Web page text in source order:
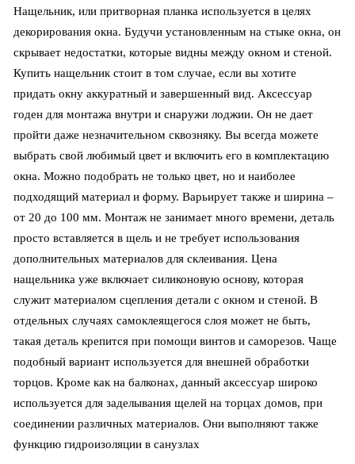
Нащельник, или притворная планка используется в целях
декорирования окна. Будучи установленным на стыке окна, он
скрывает недостатки, которые видны между окном и стеной.
Купить нащельник стоит в том случае, если вы хотите
придать окну аккуратный и завершенный вид. Аксессуар
годен для монтажа внутри и снаружи лоджии. Он не дает
пройти даже незначительном сквозняку. Вы всегда можете
выбрать свой любимый цвет и включить его в комплектацию
окна. Можно подобрать не только цвет, но и наиболее
подходящий материал и форму. Варьирует также и ширина –
от 20 до 100 мм. Монтаж не занимает много времени, деталь
просто вставляется в щель и не требует использования
дополнительных материалов для склеивания. Цена
нащельника уже включает силиконовую основу, которая
служит материалом сцепления детали с окном и стеной. В
отдельных случаях самоклеящегося слоя может не быть,
такая деталь крепится при помощи винтов и саморезов. Чаще
подобный вариант используется для внешней обработки
торцов. Кроме как на балконах, данный аксессуар широко
используется для заделывания щелей на торцах домов, при
соединении различных материалов. Они выполняют также
функцию гидроизоляции в санузлах